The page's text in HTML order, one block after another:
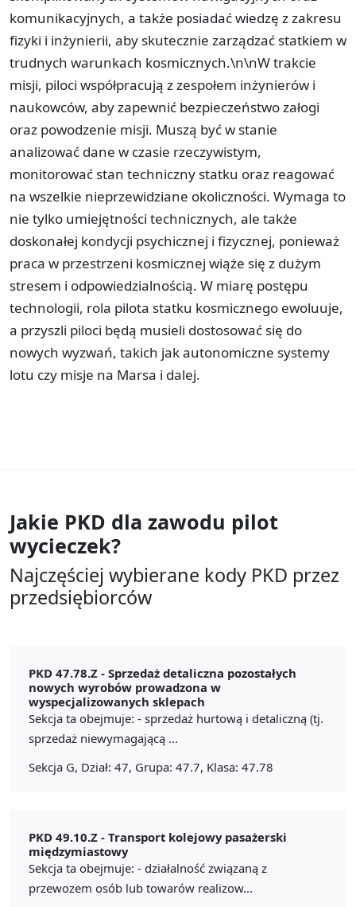
komunikacyjnych, a także posiadać wiedzę z zakresu
fizyki i inżynierii, aby skutecznie zarządzać statkiem w
trudnych warunkach kosmicznych.\n\nW trakcie
misji, piloci współpracują z zespołem inżynierów i
naukowców, aby zapewnić bezpieczeństwo załogi
oraz powodzenie misji. Muszą być w stanie
analizować dane w czasie rzeczywistym,
monitorować stan techniczny statku oraz reagować
na wszelkie nieprzewidziane okoliczności. Wymaga to
nie tylko umiejętności technicznych, ale także
doskonałej kondycji psychicznej i fizycznej, ponieważ
praca w przestrzeni kosmicznej wiąże się z dużym
stresem i odpowiedzialnością. W miarę postępu
technologii, rola pilota statku kosmicznego ewoluuje,
a przyszli piloci będą musieli dostosować się do
nowych wyzwań, takich jak autonomiczne systemy
lotu czy misje na Marsa i dalej.
Jakie PKD dla zawodu pilot
wycieczek?
Najczęściej wybierane kody PKD przez
przedsiębiorców
PKD 47.78.Z - Sprzedaż detaliczna pozostałych
nowych wyrobów prowadzona w
wyspecjalizowanych sklepach
Sekcja ta obejmuje: - sprzedaż hurtową i detaliczną (tj.
sprzedaż niewymagającą ...
Sekcja G, Dział: 47, Grupa: 47.7, Klasa: 47.78
PKD 49.10.Z - Transport kolejowy pasażerski
międzymiastowy
Sekcja ta obejmuje: - działalność związaną z
przewozem osób lub towarów realizow...